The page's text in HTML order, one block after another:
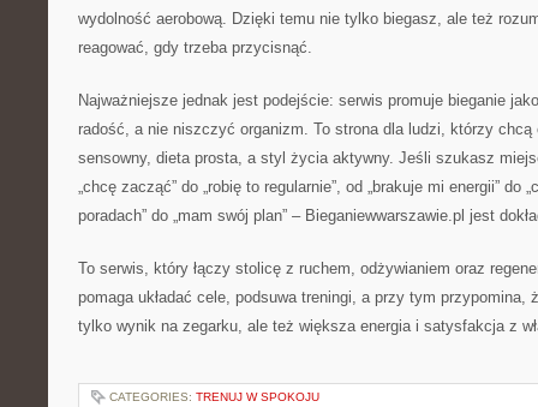
wydolność aerobową. Dzięki temu nie tylko biegasz, ale też
reagować, gdy trzeba przycisnąć.
Najważniejsze jednak jest podejście: serwis promuje bieganie
radość, a nie niszczyć organizm. To strona dla ludzi, którzy
sensowny, dieta prosta, a styl życia aktywny. Jeśli szukasz
„chcę zacząć” do „robię to regularnie”, od „brakuje mi energii” do
poradach” do „mam swój plan” – Bieganiewwarszawie.pl jest
To serwis, który łączy stolicę z ruchem, odżywianiem oraz
pomaga układać cele, podsuwa treningi, a przy tym przypomina,
tylko wynik na zegarku, ale też większa energia i satysfakcja z
CATEGORIES: TRENUJ W SPOKOJU